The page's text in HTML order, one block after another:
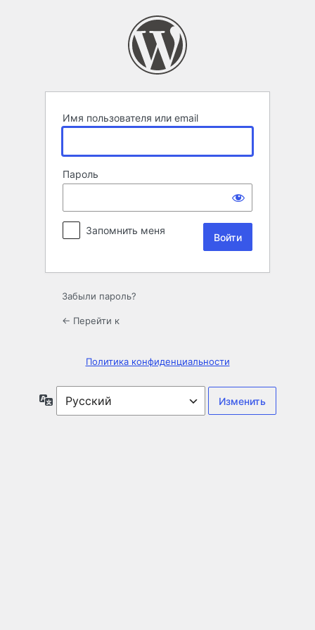
Имя пользователя или email
Пароль
Запомнить меня
Забыли пароль?
← Перейти к
Политика конфиденциальности
Язык